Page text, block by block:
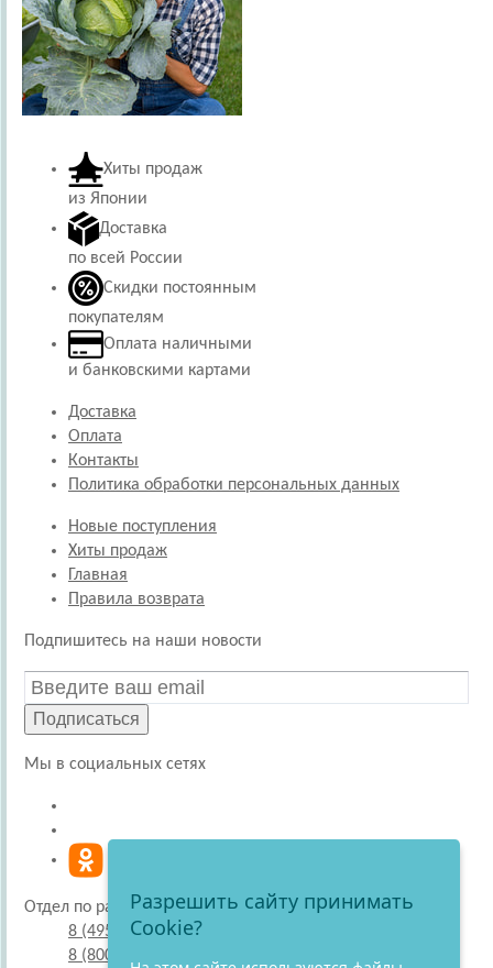
Хиты продаж
из Японии
Доставка
по всей России
Скидки постоянным
покупателям
Оплата наличными
и банковскими картами
Доставка
Оплата
Контакты
Политика обработки персональных данных
Новые поступления
Хиты продаж
Главная
Правила возврата
Подпишитесь на наши новости
Подписаться
Мы в социальных сетях
Отдел по работе с покупателями
8 (495) 220-51-30
8 (800) 707-27-19
Разрешить сайту принимать
Cookie?